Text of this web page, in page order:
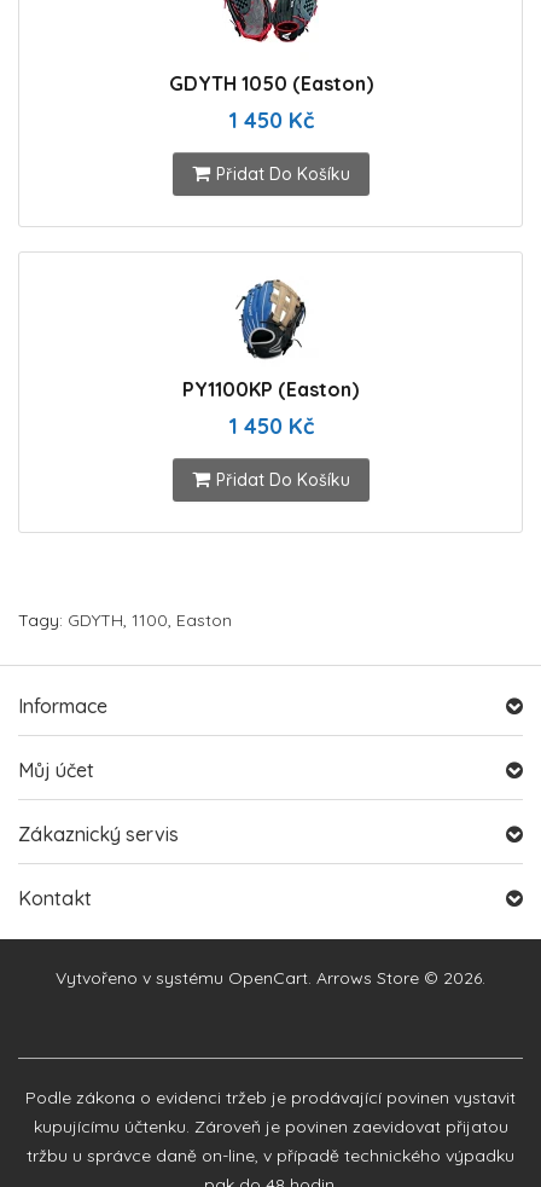
GDYTH 1050 (Easton)
1 450 Kč
Přidat Do Košíku
PY1100KP (Easton)
1 450 Kč
Přidat Do Košíku
Tagy: GDYTH, 1100, Easton
Informace
Můj účet
Zákaznický servis
Kontakt
Vytvořeno v systému OpenCart. Arrows Store © 2026.
Podle zákona o evidenci tržeb je prodávající povinen vystavit
kupujícímu účtenku. Zároveň je povinen zaevidovat přijatou
tržbu u správce daně on-line, v případě technického výpadku